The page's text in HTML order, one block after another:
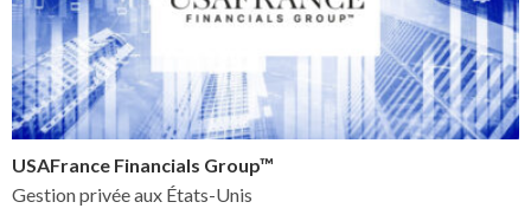
USAFrance Financials Group™
Gestion privée aux États-Unis